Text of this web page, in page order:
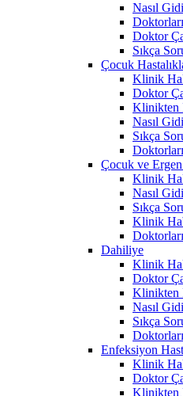
Nasıl
Doktor
Sıkça
Çocuk
Klinik
Doktor
Klinikten
Nasıl
Sıkça
Çocuk ve Ergen
Klinik
Nasıl
Sıkça
Klinik
Dahiliye
Klinik
Doktor
Klinikten
Nasıl
Sıkça
Enfeksiyon
Klinik
Doktor
Klinikten